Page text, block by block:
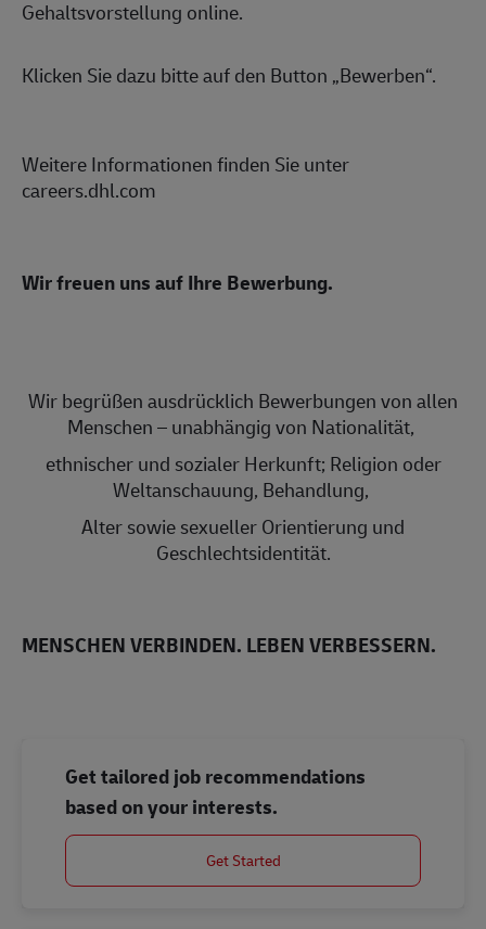
Gehaltsvorstellung online.
Klicken Sie dazu bitte auf den Button „Bewerben“.
Weitere Informationen finden Sie unter
careers.dhl.com
Wir freuen uns auf Ihre Bewerbung.
Wir begrüßen ausdrücklich Bewerbungen von allen
Menschen – unabhängig von Nationalität,
ethnischer und sozialer Herkunft; Religion oder
Weltanschauung, Behandlung,
Alter sowie sexueller Orientierung und
Geschlechtsidentität.
MENSCHEN VERBINDEN. LEBEN VERBESSERN.
Get tailored job recommendations
based on your interests.
Get Started